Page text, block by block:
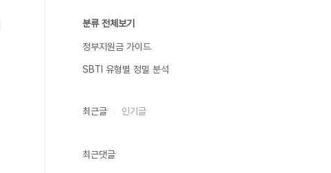
분류 전체보기
정부지원금 가이드
SBTI 유형별 정밀 분석
최근글 인기글
최근댓글